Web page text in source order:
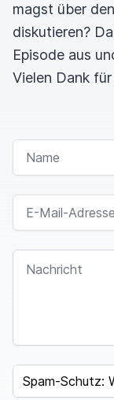
magst über
diskutieren?
Episode aus
Vielen Dank
NAME
E-MAIL-ADRESSE
NACHRICHT
SPAM CAPTCHA